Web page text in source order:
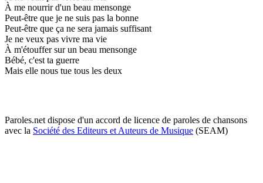
À me nourrir d'un beau mensonge
Peut-être que je ne suis pas la bonne
Peut-être que ça ne sera jamais suffisant
Je ne veux pas vivre ma vie
À m'étouffer sur un beau mensonge
Bébé, c'est ta guerre
Mais elle nous tue tous les deux
Paroles.net dispose d'un accord de licence de paroles de chansons
avec la Société des Editeurs et Auteurs de Musique (SEAM)